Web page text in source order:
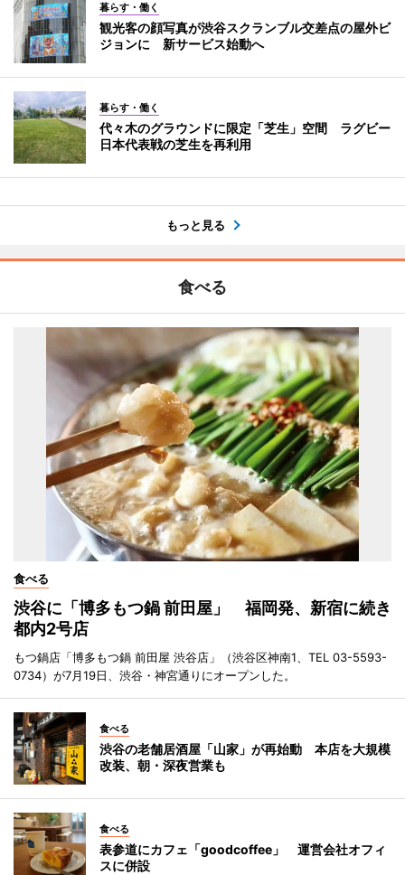
暮らす・働く
観光客の顔写真が渋谷スクランブル交差点の屋外ビ
ジョンに 新サービス始動へ
暮らす・働く
代々木のグラウンドに限定「芝生」空間 ラグビー
日本代表戦の芝生を再利用
もっと見る
食べる
食べる
渋谷に「博多もつ鍋 前田屋」 福岡発、新宿に続き
都内2号店
もつ鍋店「博多もつ鍋 前田屋 渋谷店」（渋谷区神南1、TEL 03-5593-
0734）が7月19日、渋谷・神宮通りにオープンした。
食べる
渋谷の老舗居酒屋「山家」が再始動 本店を大規模
改装、朝・深夜営業も
食べる
表参道にカフェ「goodcoffee」 運営会社オフィ
スに併設